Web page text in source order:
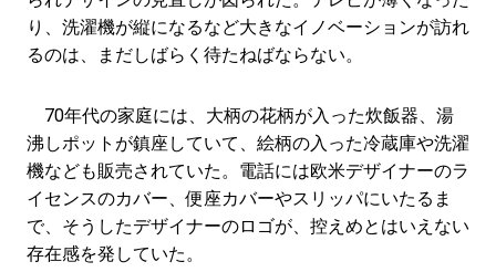
り、洗濯機が縦になるなど大きなイノベーションが訪れ
るのは、まだしばらく待たねばならない。
70年代の家庭には、大柄の花柄が入った炊飯器、湯
沸しポットが鎮座していて、絵柄の入った冷蔵庫や洗濯
機なども販売されていた。電話には欧米デザイナーのラ
イセンスのカバー、便座カバーやスリッパにいたるま
で、そうしたデザイナーのロゴが、控えめとはいえない
存在感を発していた。